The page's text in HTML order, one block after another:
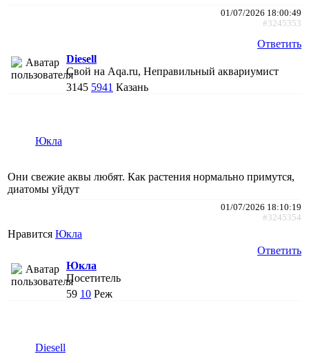
01/07/2026 18:00:49
#3245353
Ответить
Diesell
Свой на Aqa.ru, Неправильный аквариумист
3145 5941 Казань
Юкла
Они свежие аквы любят. Как растения нормально примутся,
диатомы уйдут
01/07/2026 18:10:19
#3245354
Нравится Юкла
Ответить
Юкла
Посетитель
59 10 Реж
Diesell